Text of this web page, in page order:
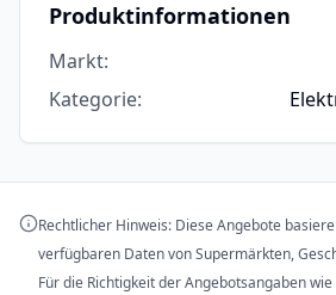
Produktinformationen
Markt:
Kategorie:
Rechtlicher Hinweis: Diese Angebote
verfügbaren Daten von Supermärkten,
Für die Richtigkeit der Angebotsangaben